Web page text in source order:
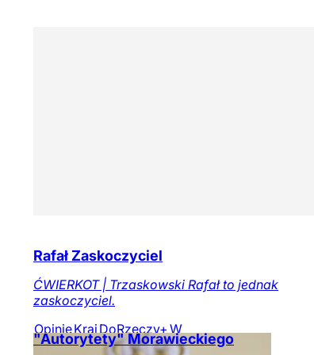
Rafał Zaskoczyciel
ĆWIERKOT | Trzaskowski Rafał to jednak
zaskoczyciel.
OpinieKrajDoRzeczy+W
numerze
"Autorytety" Morawieckiego